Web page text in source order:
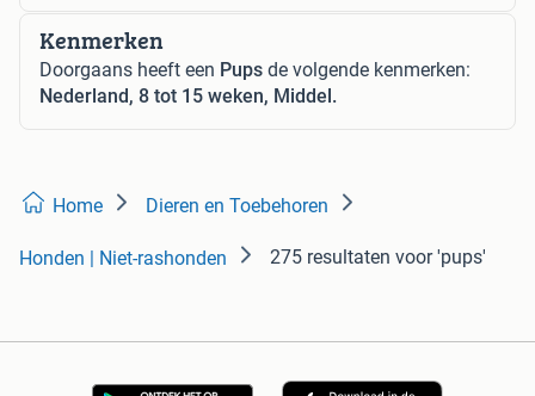
Kenmerken
Doorgaans heeft een Pups de volgende kenmerken:
Nederland, 8 tot 15 weken, Middel.
Home Dieren en Toebehoren
Honden | Niet-rashonden 275 resultaten voor 'pups'